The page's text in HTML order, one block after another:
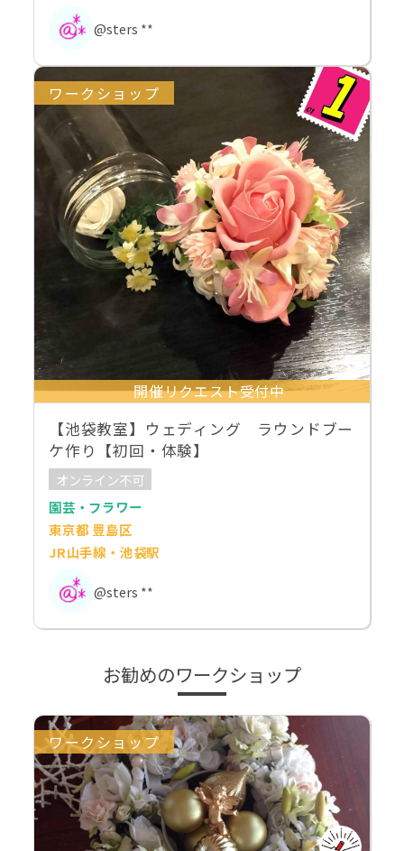
@sters **
ワークショップ
開催リクエスト受付中
【池袋教室】ウェディング ラウンドブー
ケ作り【初回・体験】
オンライン不可
園芸・フラワー
東京都 豊島区
JR山手線・池袋駅
@sters **
お勧めのワークショップ
ワークショップ